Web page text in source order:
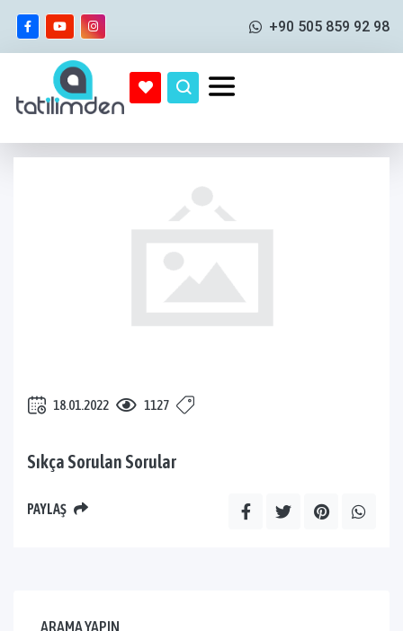
+90 505 859 92 98
18.01.2022 1127
Sıkça Sorulan Sorular
PAYLAŞ
ARAMA YAPIN